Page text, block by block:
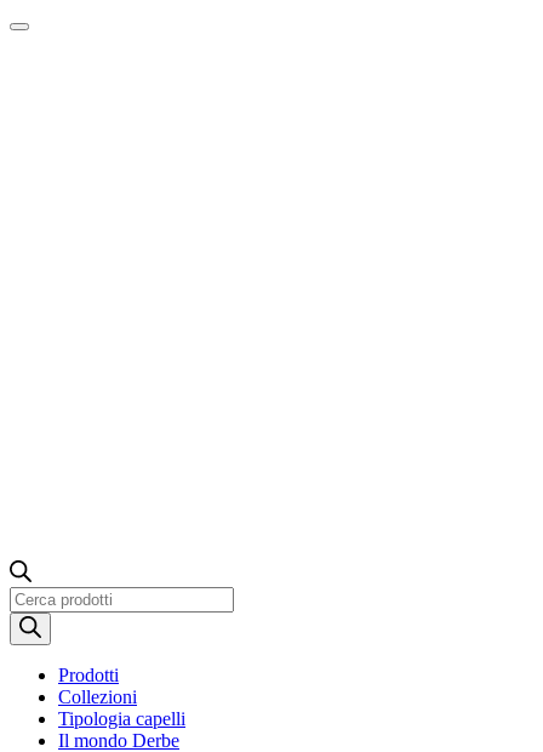
Ricerca
prodotti
Prodotti
Collezioni
Tipologia capelli
Il mondo Derbe